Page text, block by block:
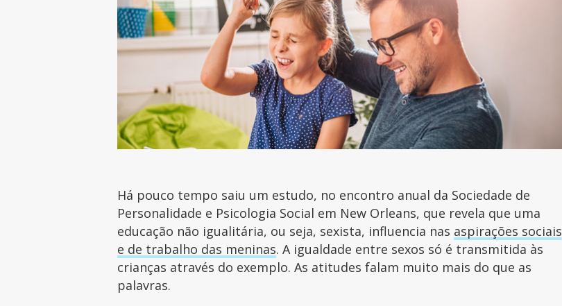
Há pouco tempo saiu um estudo, no encontro anual da Sociedade de
Personalidade e Psicologia Social em New Orleans, que revela que uma
educação não igualitária, ou seja, sexista, influencia nas aspirações sociais
e de trabalho das meninas. A igualdade entre sexos só é transmitida às
crianças através do exemplo. As atitudes falam muito mais do que as
palavras.